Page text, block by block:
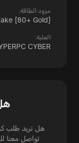
مزود الطاقة:
[80+ Gold]
العلبة:
CYBER
هل تريد طلب
تواصل معنا